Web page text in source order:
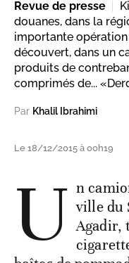
Revue de presse
douanes, dans la
importante opération
découvert, dans un
produits de
comprimés de...
Par Khalil Ibrahimi
Le 18/12/2015 à 00h19
U n
ville du
Agadir,